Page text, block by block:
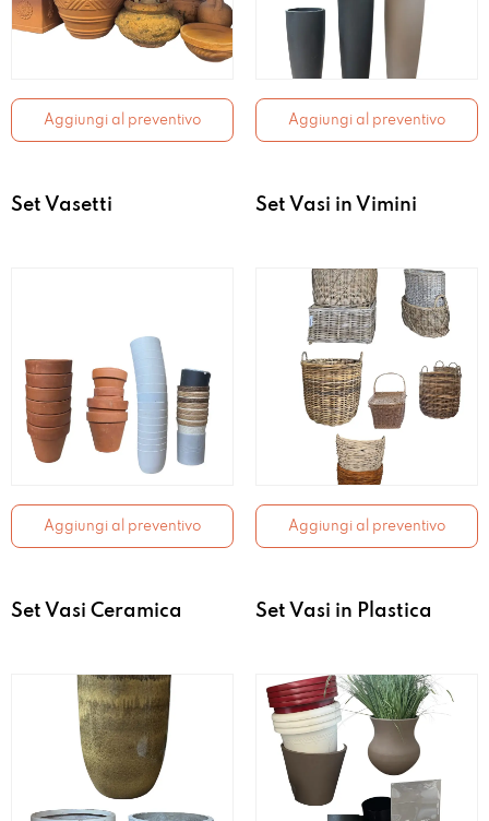
Aggiungi al preventivo Aggiungi al preventivo
Set Vasetti
Aggiungi al preventivo
Set Vasi in Vimini
Aggiungi al preventivo
Set Vasi Ceramica Set Vasi in Plastica